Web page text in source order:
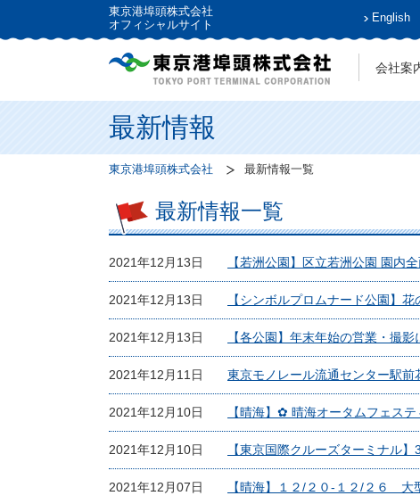
東京港埠頭株式会社
オフィシャルサイト
English
会社案
最新情報
東京港埠頭株式会社 最新情報一覧
最新情報一覧
2021年12月13日 【若洲公園】区立若洲公園 園内
2021年12月13日 【シンボルプロムナード公園】
2021年12月13日 【各公園】年末年始の営業・撮
2021年12月11日 東京モノレール流通センター駅
2021年12月10日 【晴海】✿ 晴海オータムフェス
2021年12月10日 【東京国際クルーズターミナル
2021年12月07日 【晴海】１２/２０-１２/２６ 大